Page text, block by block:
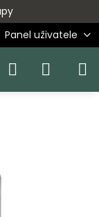
Panel uživatele